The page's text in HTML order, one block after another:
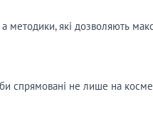
які дозволяють
спрямовані не лише на